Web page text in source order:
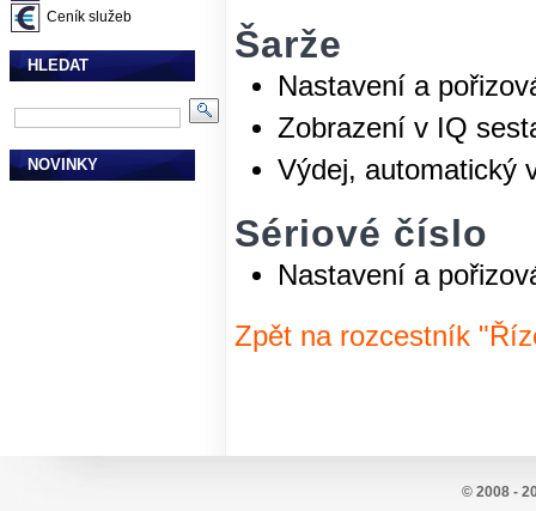
Ceník služeb
HLEDAT
NOVINKY
Šarže
Nastavení a
Zobrazení v IQ
Výdej, automatický
Sériové číslo
Nastavení a
Zpět na rozcestník
© 2008 -